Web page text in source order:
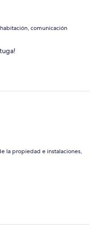
comunicación
la propiedad e instalaciones,